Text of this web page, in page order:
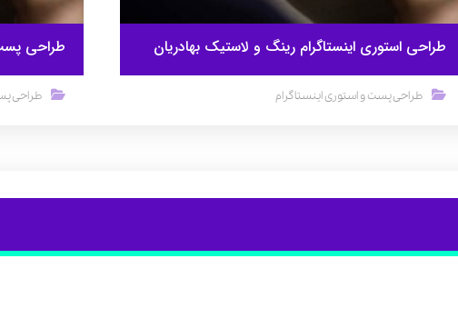
طراحی استوری اینستاگرام رینگ و لاستیک بهادریان
طراحی پست و استوری اینستاگرام
طراحی
طراحی